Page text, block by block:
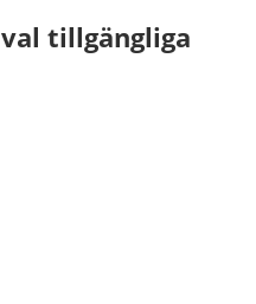
tillgängliga